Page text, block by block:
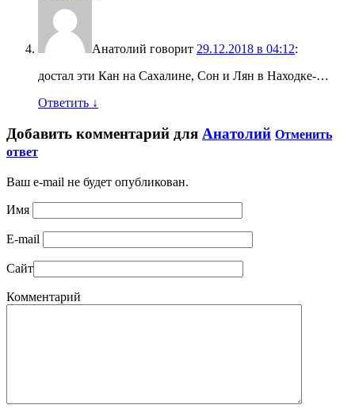
Анатолий говорит 29.12.2018 в 04:12:
достал эти Кан на Сахалине, Сон и Лян в Находке-…
Ответить ↓
Добавить комментарий для Анатолий Отменить
ответ
Ваш e-mail не будет опубликован.
Имя
E-mail
Сайт
Комментарий